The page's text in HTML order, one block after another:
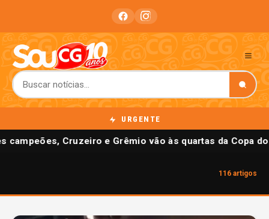
URGENTE
campeões, Cruzeiro e Grêmio vão às quartas da Copa do
116 artigos